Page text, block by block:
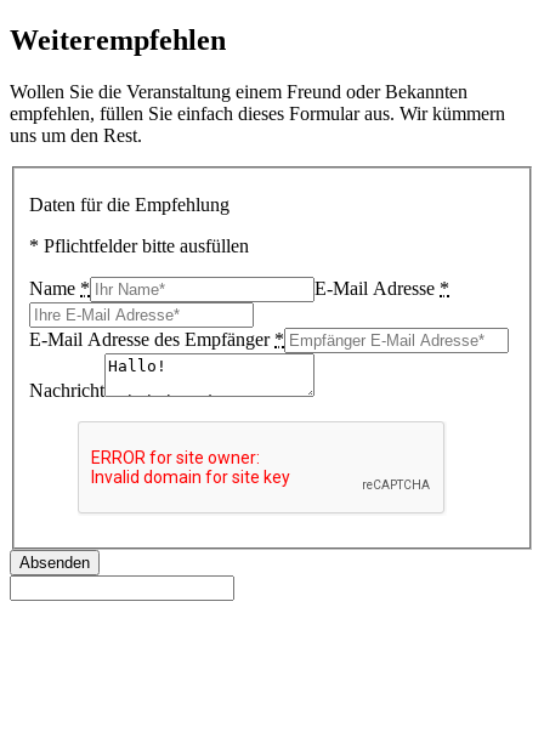
Weiterempfehlen
Wollen Sie die Veranstaltung einem Freund oder Bekannten
empfehlen, füllen Sie einfach dieses Formular aus. Wir kümmern
uns um den Rest.
Daten für die Empfehlung
* Pflichtfelder bitte ausfüllen
Name * E-Mail Adresse *
E-Mail Adresse des Empfänger *
Nachricht
Absenden